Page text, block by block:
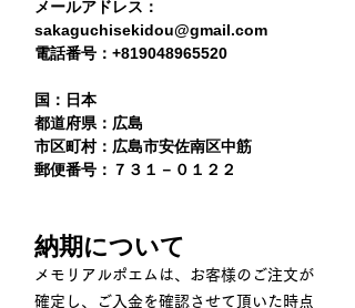
メールアドレス：
sakaguchisekidou@gmail.com
電話番号：+819048965520
国：日本
都道府県：広島
市区町村：広島市安佐南区中筋
​郵便番号：７３１－０１２２
納期について
メモリアルポエムは、お客様のご注文が
確定し、ご入金を確認させて頂いた時点